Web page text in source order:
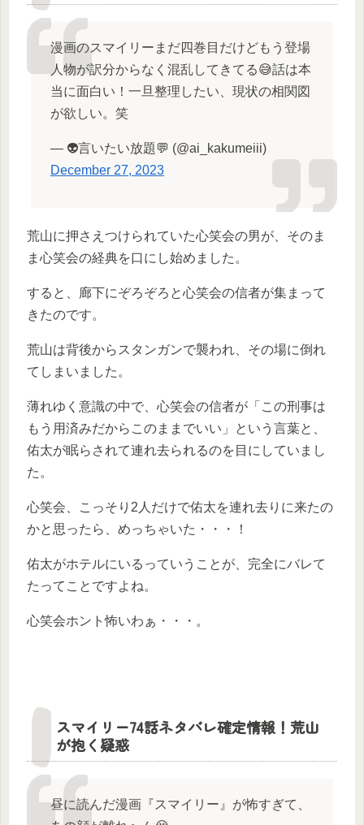
漫画のスマイリーまだ四巻目だけどもう登場
人物が訳分からなく混乱してきてる😅話は本
当に面白い！一旦整理したい、現状の相関図
が欲しい。笑
— 👽言いたい放題💬 (@ai_kakumeiii)
December 27, 2023
荒山に押さえつけられていた心笑会の男が、そのま
ま心笑会の経典を口にし始めました。
すると、廊下にぞろぞろと心笑会の信者が集まって
きたのです。
荒山は背後からスタンガンで襲われ、その場に倒れ
てしまいました。
薄れゆく意識の中で、心笑会の信者が「この刑事は
もう用済みだからこのままでいい」という言葉と、
佑太が眠らされて連れ去られるのを目にしていまし
た。
心笑会、こっそり2人だけで佑太を連れ去りに来たの
かと思ったら、めっちゃいた・・・！
佑太がホテルにいるっていうことが、完全にバレて
たってことですよね。
心笑会ホント怖いわぁ・・・。
スマイリー74話ネタバレ確定情報！荒山
が抱く疑惑
昼に読んだ漫画『スマイリー』が怖すぎて、